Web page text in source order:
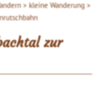
> kleine Wanderung >
zur